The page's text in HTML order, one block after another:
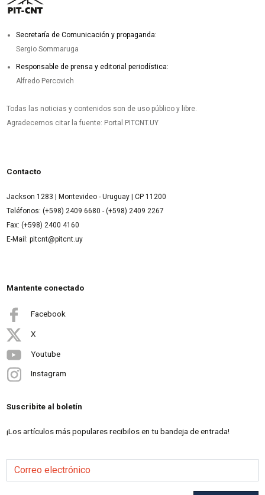
Secretaría de Comunicación y propaganda:
Sergio Sommaruga
Responsable de prensa y editorial periodística:
Alfredo Percovich
Todas las noticias y contenidos son de uso público y libre.
Agradecemos citar la fuente: Portal PITCNT.UY
Contacto
Jackson 1283 | Montevideo - Uruguay | CP 11200
Teléfonos: (+598) 2409 6680 - (+598) 2409 2267
Fax: (+598) 2400 4160
E-Mail: pitcnt@pitcnt.uy
Mantente conectado
Facebook
X
Youtube
Instagram
Suscribite al boletín
¡Los artículos más populares recibilos en tu bandeja de entrada!
Correo electrónico